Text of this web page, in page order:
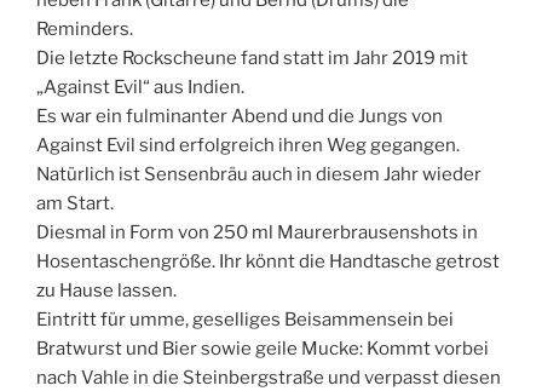
Reminders.
Die letzte Rockscheune fand statt im Jahr 2019 mit
„Against Evil“ aus Indien.
Es war ein fulminanter Abend und die Jungs von
Against Evil sind erfolgreich ihren Weg gegangen.
Natürlich ist Sensenbräu auch in diesem Jahr wieder
am Start.
Diesmal in Form von 250 ml Maurerbrausenshots in
Hosentaschengröße. Ihr könnt die Handtasche getrost
zu Hause lassen.
Eintritt für umme, geselliges Beisammensein bei
Bratwurst und Bier sowie geile Mucke: Kommt vorbei
nach Vahle in die Steinbergstraße und verpasst diesen